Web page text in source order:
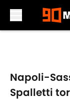
Napoli-
Spalletti